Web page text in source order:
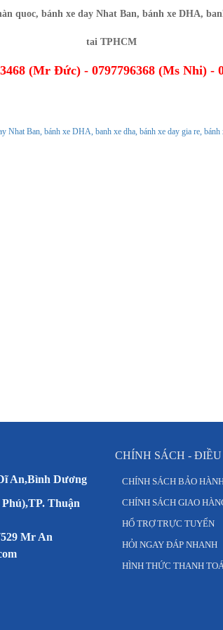
(Mr Đức) - 0797796368 (Ms Nhi) -
An,Bình Dương
Thuận
Mr An
CHÍNH SÁCH -
CHÍNH SÁCH BẢO
CHÍNH SÁCH GIAO
HỔ TRỢ TRỰC TUYẾN
HỎI NGAY ĐÁP NHANH
HÌNH THỨC THANH